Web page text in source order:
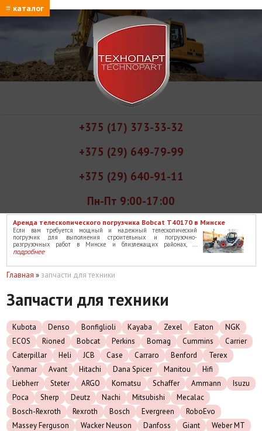
≡ каталог
+375 (17) 373-33-32
+375 (29) 649-79-99
+375 (29) 640-91-11
Пн-Пт 9:00-17:00
Аренда телескопического погрузчика Bobcat T40170 в Минске
Если вам требуется мощный и надежный телескопический
погрузчик для выполнения строительных и погрузочно-
разгрузочных работ в Минске и близлежащих районах, ...
подробнее
Главная » запчасти для техники
Запчасти для техники
Kubota Denso Bonfiglioli Kayaba Zexel Eaton
NGK
ECOS
Rioned Bobcat Perkins Bomag Cummins
Carrier
Caterpillar
Heli JCB Case Carraro Benford
Terex
Yanmar
Avant Hitachi Dana Spicer Manitou
Hifi
Liebherr
Steter ARGO Komatsu Schaffer Ammann
Isuzu
Роса
Sherp Deutz Nachi Mitsubishi
Mecalac
Bosch-Rexroth
Rexroth Bosch Evergreen
RoboEvo
Massey Ferguson
Wacker Neuson Danfoss Giant
Weber MT